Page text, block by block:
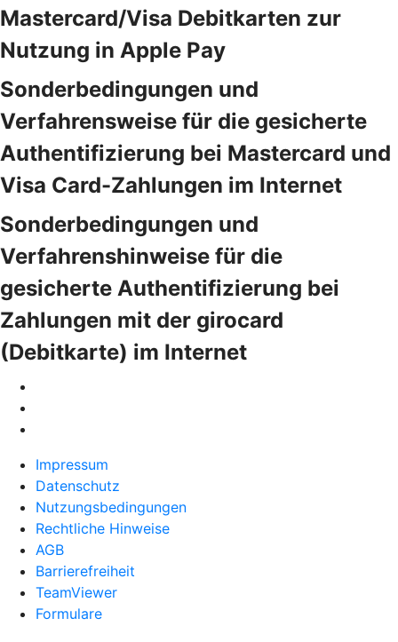
Mastercard/Visa Debitkarten zur
Nutzung in Apple Pay
Sonderbedingungen und
Verfahrensweise für die gesicherte
Authentifizierung bei Mastercard und
Visa Card-Zahlungen im Internet
Sonderbedingungen und
Verfahrenshinweise für die
gesicherte Authentifizierung bei
Zahlungen mit der girocard
(Debitkarte) im Internet
Impressum
Datenschutz
Nutzungsbedingungen
Rechtliche Hinweise
AGB
Barrierefreiheit
TeamViewer
Formulare